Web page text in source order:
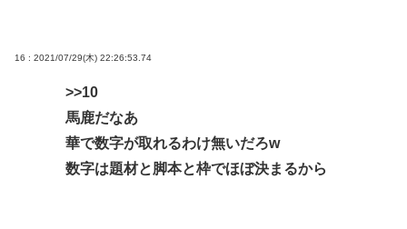
16 : 2021/07/29(木) 22:26:53.74
>>10
馬鹿だなあ
華で数字が取れるわけ無いだろw
数字は題材と脚本と枠でほぼ決まるから